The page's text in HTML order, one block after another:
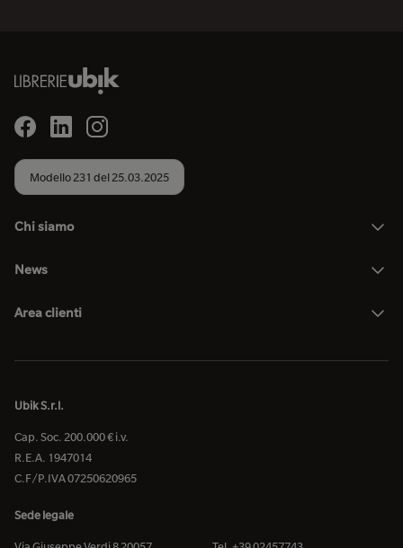
Modello 231 del 25.03.2025
Chi siamo
News
Area clienti
Ubik S.r.l.
Cap. Soc. 200.000 € i.v.
R.E.A. 1947014
C.F/P.IVA 07250620965
Sede legale